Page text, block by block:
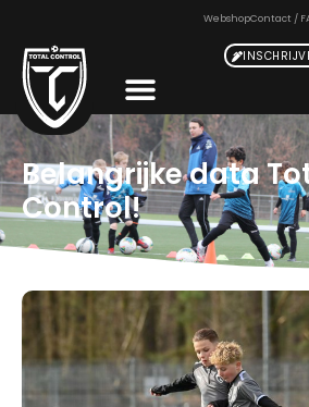
WebshopContact /
Belangrijke data
Control!